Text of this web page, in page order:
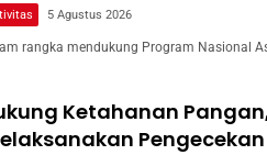
5 Agustus 2026
rangka mendukung Program Nasional
Ketahanan